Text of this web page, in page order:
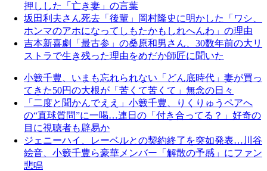
押しした「亡き妻」の言葉
坂田利夫さん死去「後輩」岡村隆史に明かした「ワシ、
ホンマのアホになってしもたかもしれへんわ」の理由
吉本新喜劇「最古参」の桑原和男さん、30数年前の大リ
ストラで生き残った理由をめだか師匠に聞いた
小籔千豊、いまも忘れられない「どん底時代」妻が買っ
てきた50円の大根が「苦くて苦くて」無念の日々
「二度と聞かんでええ」小籔千豊、りくりゅうペアへ
の“直球質問”に一喝…連日の「付き合ってる？」好奇の
目に視聴者も辟易か
ジェニーハイ、レーベルとの契約終了を突如発表…川谷
絵音、小籔千豊ら豪華メンバー「解散の予感」にファン
悲鳴